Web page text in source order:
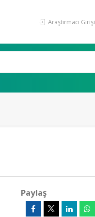
Araştırmacı Girişi
Paylaş